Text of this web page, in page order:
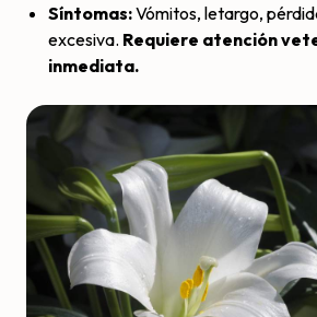
Síntomas:Vómitos, letargo,
excesiva. Requiere atención
inmediata.